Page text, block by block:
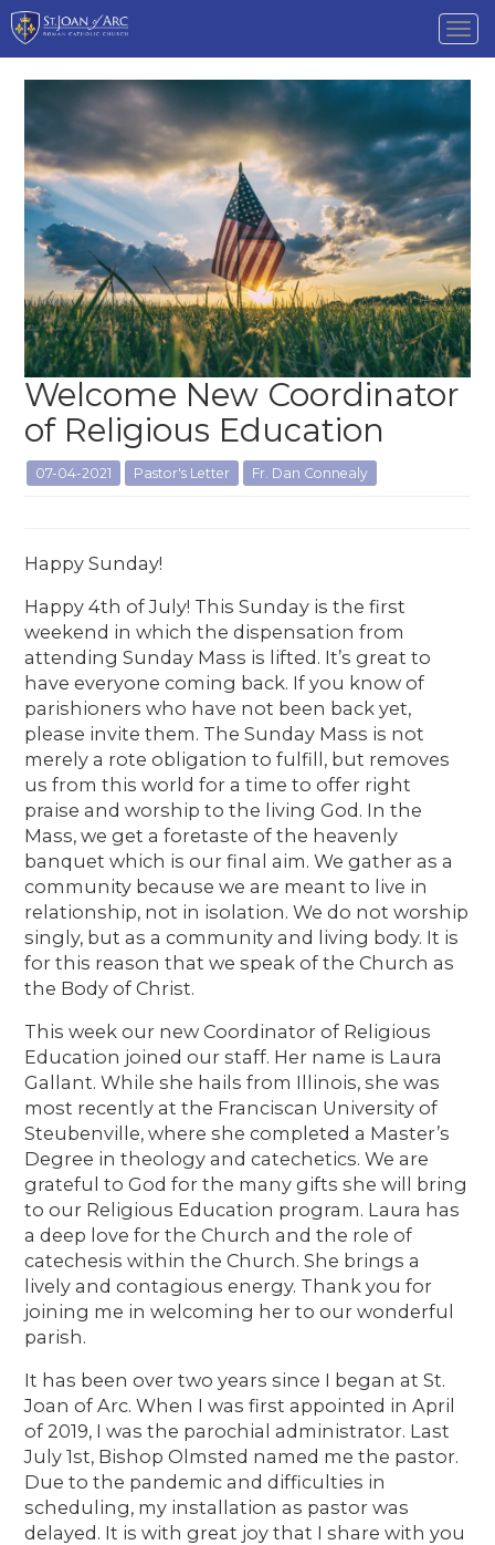
Welcome New Coordinator
of Religious Education
07-04-2021 Pastor's Letter Fr. Dan Connealy
Happy Sunday!
Happy 4th of July! This Sunday is the first
weekend in which the dispensation from
attending Sunday Mass is lifted. It’s great to
have everyone coming back. If you know of
parishioners who have not been back yet,
please invite them. The Sunday Mass is not
merely a rote obligation to fulfill, but removes
us from this world for a time to offer right
praise and worship to the living God. In the
Mass, we get a foretaste of the heavenly
banquet which is our final aim. We gather as a
community because we are meant to live in
relationship, not in isolation. We do not worship
singly, but as a community and living body. It is
for this reason that we speak of the Church as
the Body of Christ.
This week our new Coordinator of Religious
Education joined our staff. Her name is Laura
Gallant. While she hails from Illinois, she was
most recently at the Franciscan University of
Steubenville, where she completed a Master’s
Degree in theology and catechetics. We are
grateful to God for the many gifts she will bring
to our Religious Education program. Laura has
a deep love for the Church and the role of
catechesis within the Church. She brings a
lively and contagious energy. Thank you for
joining me in welcoming her to our wonderful
parish.
It has been over two years since I began at St.
Joan of Arc. When I was first appointed in April
of 2019, I was the parochial administrator. Last
July 1st, Bishop Olmsted named me the pastor.
Due to the pandemic and difficulties in
scheduling, my installation as pastor was
delayed. It is with great joy that I share with you